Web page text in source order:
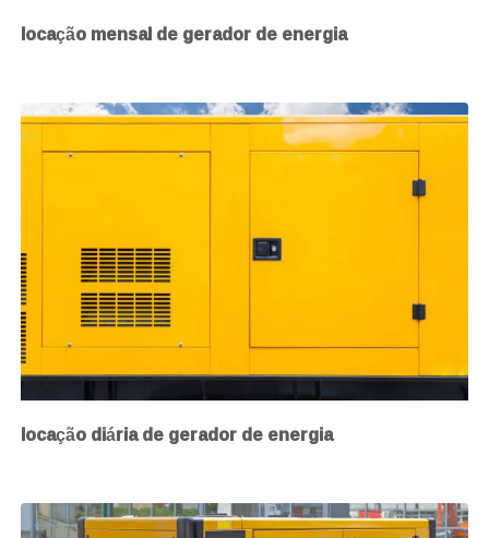
locação mensal de gerador de energia
locação diária de gerador de energia